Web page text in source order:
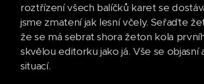
roztřízení všech balíčků karet se
jsme zmatení jak lesní včely. Seřaďte
že se má sebrat shora žeton kola
skvělou editorku jako já. Vše se
situací.